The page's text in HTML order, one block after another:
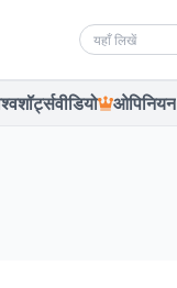
Search news
शॉर्ट्सवीडियो ओपिनियन